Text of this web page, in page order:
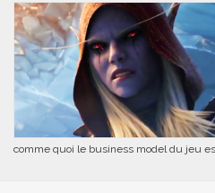
comme quoi le business model du jeu